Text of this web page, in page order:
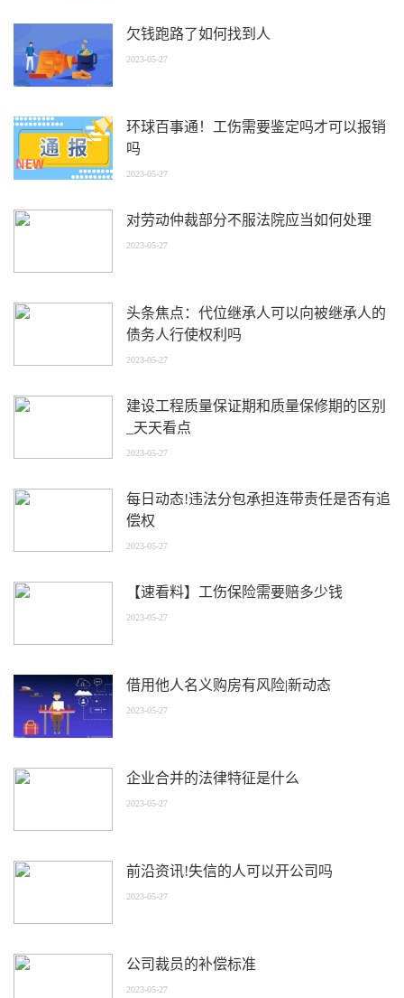
欠钱跑路了如何找到人
2023-05-27
环球百事通！工伤需要鉴定吗才可以报销
吗
2023-05-27
对劳动仲裁部分不服法院应当如何处理
2023-05-27
头条焦点：代位继承人可以向被继承人的
债务人行使权利吗
2023-05-27
建设工程质量保证期和质量保修期的区别
_天天看点
2023-05-27
每日动态!违法分包承担连带责任是否有追
偿权
2023-05-27
【速看料】工伤保险需要赔多少钱
2023-05-27
借用他人名义购房有风险|新动态
2023-05-27
企业合并的法律特征是什么
2023-05-27
前沿资讯!失信的人可以开公司吗
2023-05-27
公司裁员的补偿标准
2023-05-27